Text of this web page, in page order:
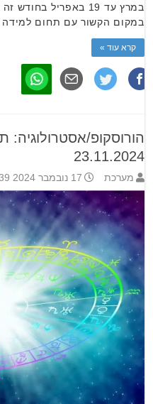
במרץ עד 19 באפריל
במקום הקשור עם תחום למידה
קרא עוד »
23.11.2024
מערכת 17 נובמבר 2024 9:39